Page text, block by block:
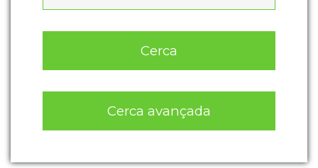
Cerca
Cerca avançada